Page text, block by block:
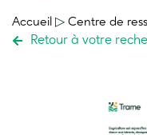
Accueil ▷ Centre de
Retour à votre